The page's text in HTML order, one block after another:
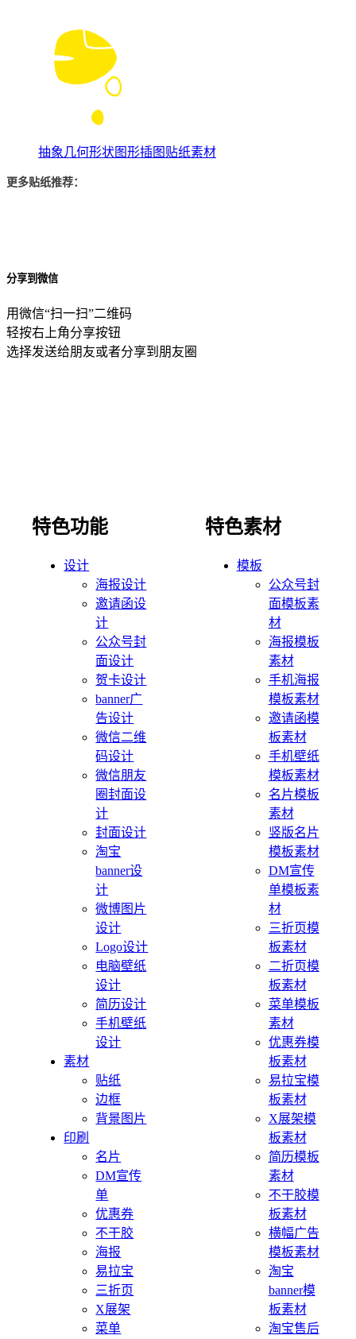
抽象几何形状图形插图贴纸素材
更多贴纸推荐：
分享到微信
用微信“扫一扫”二维码
轻按右上角分享按钮
选择发送给朋友或者分享到朋友圈
特色功能
设计
海报设计
邀请函设
计
公众号封
面设计
贺卡设计
banner广
告设计
微信二维
码设计
微信朋友
圈封面设
计
封面设计
淘宝
banner设
计
微博图片
设计
Logo设计
电脑壁纸
设计
简历设计
手机壁纸
设计
素材
贴纸
边框
背景图片
印刷
名片
DM宣传
单
优惠券
不干胶
海报
易拉宝
三折页
X展架
菜单
特色素材
模板
公众号封
面模板素
材
海报模板
素材
手机海报
模板素材
邀请函模
板素材
手机壁纸
模板素材
名片模板
素材
竖版名片
模板素材
DM宣传
单模板素
材
三折页模
板素材
二折页模
板素材
菜单模板
素材
优惠券模
板素材
易拉宝模
板素材
X展架模
板素材
简历模板
素材
不干胶模
板素材
横幅广告
模板素材
淘宝
banner模
板素材
淘宝售后